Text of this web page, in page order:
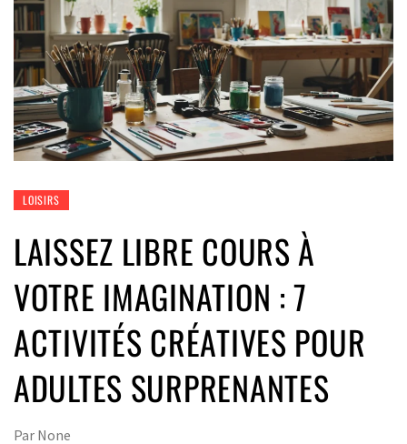
LOISIRS
LAISSEZ LIBRE COURS À
VOTRE IMAGINATION : 7
ACTIVITÉS CRÉATIVES POUR
ADULTES SURPRENANTES
Par None